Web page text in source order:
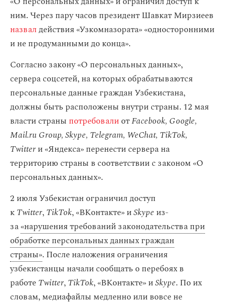
ним. Через пару часов президент Шавкат Мирзиеев
назвалдействия «Узкомназората» «односторонними
и не продуманными до конца».
Согласно закону «О персональных данных»,
сервера соцсетей, на которых обрабатываются
персональные данные граждан Узбекистана,
должны быть расположены внутри страны. 12 мая
власти страны потребовалиотFacebook, Google,
Mail.ru Group, Skype, Telegram, WeChat, TikTok,
Twitterи «Яндекса» перенести сервера на
территорию страны в соответствии с законом «О
персональных данных».
2 июля Узбекистан ограничил доступ
кTwitter,TikTok, «ВКонтакте» иSkype из-
за«нарушения требований законодательства при
обработке персональных данных граждан
страны». После наложения ограничения
узбекистанцы начали сообщать о перебоях в
работеTwitter,TikTok, «ВКонтакте» иSkype. По их
словам, медиафайлы медленно или вовсе не